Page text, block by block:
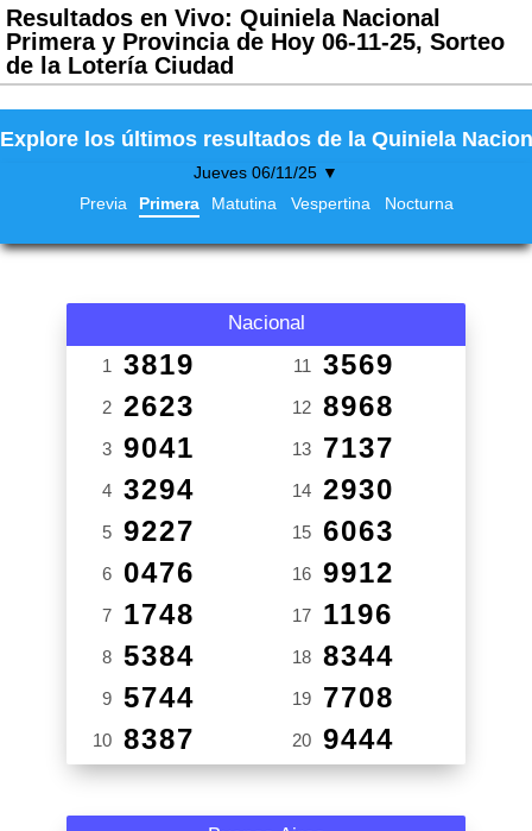
Resultados en Vivo: Quiniela Nacional
Primera y Provincia de Hoy 06-11-25, Sorteo
de la Lotería Ciudad
Explore los últimos resultados de la Quiniela
Jueves 06/11/25 ▼
Previa
Primera Matutina Vespertina Nocturna
Nacional
1 3819
2 2623
3 9041
4 3294
5 9227
6 0476
7 1748
8 5384
9 5744
10 8387
11 3569
12 8968
13 7137
14 2930
15 6063
16 9912
17 1196
18 8344
19 7708
20 9444